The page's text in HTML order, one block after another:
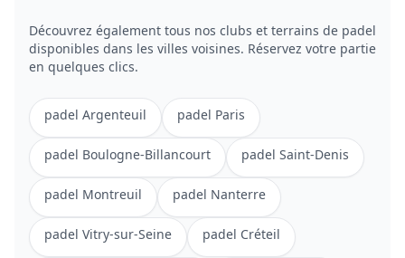
Découvrez également tous nos clubs et terrains de padel
disponibles dans les villes voisines. Réservez votre partie
en quelques clics.
padel Argenteuil padel Paris
padel Boulogne-Billancourt padel Saint-Denis
padel Montreuil padel Nanterre
padel Vitry-sur-Seine padel Créteil